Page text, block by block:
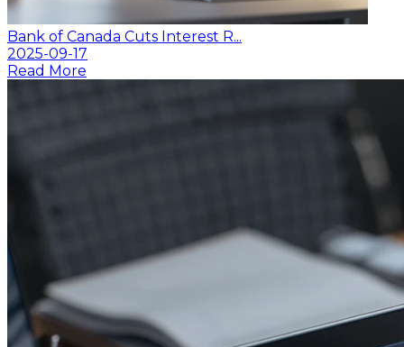
Bank of Canada Cuts Interest R...
2025-09-17
Read More